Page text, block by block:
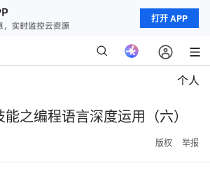
打开 APP
个人
之编程语言深度运用（六）
版权 举报